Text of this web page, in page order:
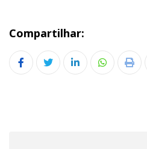
Compartilhar:
LinkedInWhatsapp
Print